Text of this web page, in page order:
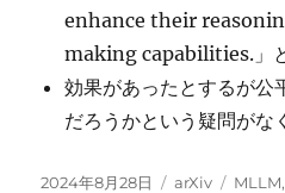
enhance their
making capabilities.」
効果があったとするが公
だろうかという疑問がな
投
2024年8月28日
カ
arXiv
タ
MLLM